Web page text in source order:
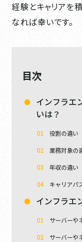
経験とキャリアを
なれば幸いです。
目次
インフラエ
いは？
役割の違い
業務対象の
年収の違い
キャリアパ
インフラエ
サーバーや
サーバーや